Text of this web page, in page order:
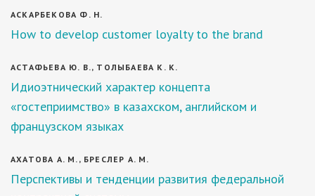
АСКАРБЕКОВА Ф. Н.
How to develop customer loyalty to the brand
АСТАФЬЕВА Ю. В., ТОЛЫБАЕВА К. К.
Идиоэтнический характер концепта
«гостеприимство» в казахском, английском и
французском языках
АХАТОВА А. М., БРЕСЛЕР А. М.
Перспективы и тенденции развития федеральной